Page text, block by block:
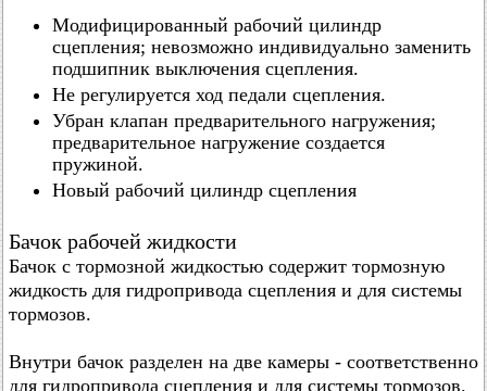
Модифицированный рабочий цилиндр
сцепления; невозможно индивидуально заменить
подшипник выключения сцепления.
Не регулируется ход педали сцепления.
Убран клапан предварительного нагружения;
предварительное нагружение создается
пружиной.
Новый рабочий цилиндр сцепления
Бачок рабочей жидкости
Бачок с тормозной жидкостью содержит тормозную
жидкость для гидропривода сцепления и для системы
тормозов.
Внутри бачок разделен на две камеры - соответственно
для гидропривода сцепления и для системы тормозов.